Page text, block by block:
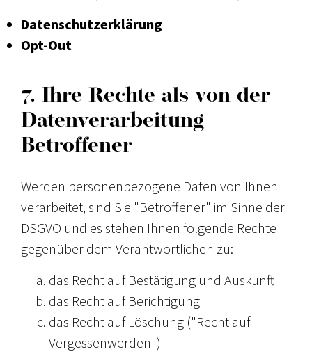
Datenschutzerklärung
Opt-Out
7. Ihre Rechte als von der
Datenverarbeitung
Betroffener
Werden personenbezogene Daten von Ihnen
verarbeitet, sind Sie "Betroffener" im Sinne der
DSGVO und es stehen Ihnen folgende Rechte
gegenüber dem Verantwortlichen zu:
das Recht auf Bestätigung und Auskunft
das Recht auf Berichtigung
das Recht auf Löschung ("Recht auf
Vergessenwerden")